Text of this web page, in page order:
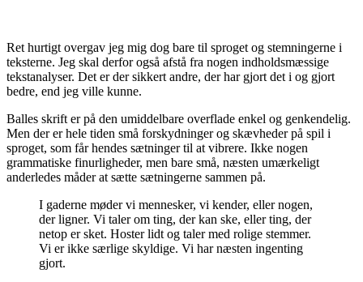
Ret hurtigt overgav jeg mig dog bare til sproget og stemningerne i
teksterne. Jeg skal derfor også afstå fra nogen indholdsmæssige
tekstanalyser. Det er der sikkert andre, der har gjort det i og gjort
bedre, end jeg ville kunne.
Balles skrift er på den umiddelbare overflade enkel og genkendelig.
Men der er hele tiden små forskydninger og skævheder på spil i
sproget, som får hendes sætninger til at vibrere. Ikke nogen
grammatiske finurligheder, men bare små, næsten umærkeligt
anderledes måder at sætte sætningerne sammen på.
I gaderne møder vi mennesker, vi kender, eller nogen,
der ligner. Vi taler om ting, der kan ske, eller ting, der
netop er sket. Hoster lidt og taler med rolige stemmer.
Vi er ikke særlige skyldige. Vi har næsten ingenting
gjort.